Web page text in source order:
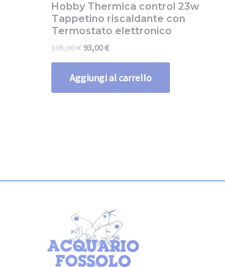
Hobby Thermica control 23w
Tappetino riscaldante con
Termostato elettronico
105,00€ 93,00€
Aggiungi al carrello